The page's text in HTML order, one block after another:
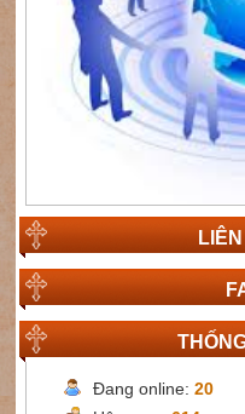
Đang online:20